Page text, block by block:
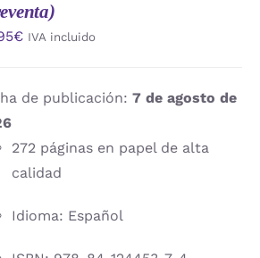
€ IVA incluido
de publicación:7 de agosto de
272 páginas en papel de alta
calidad
Idioma: Español